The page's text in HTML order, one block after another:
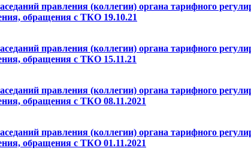
правления (коллегии) органа тарифного
обращения с ТКО 19.10.21
правления (коллегии) органа тарифного
обращения с ТКО 15.11.21
правления (коллегии) органа тарифного
обращения с ТКО 08.11.2021
правления (коллегии) органа тарифного
обращения с ТКО 01.11.2021